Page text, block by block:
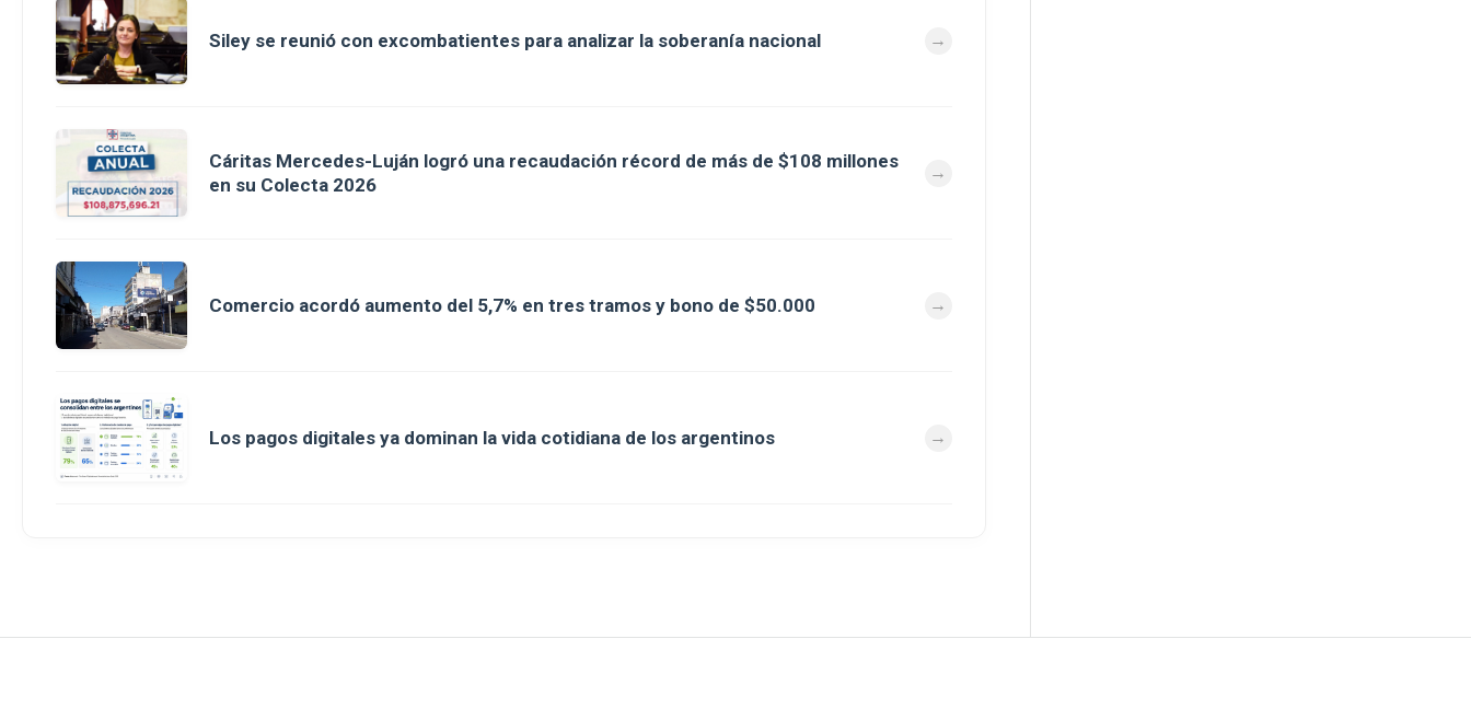
Siley se reunió con excombatientes para analizar la soberanía nacional
Cáritas Mercedes-Luján logró una recaudación récord de más de $108 millones
en su Colecta 2026
Comercio acordó aumento del 5,7% en tres tramos y bono de $50.000
Los pagos digitales ya dominan la vida cotidiana de los argentinos